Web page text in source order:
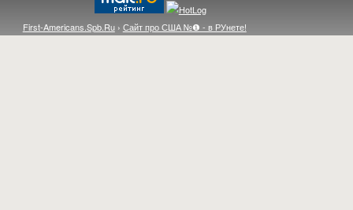
First-Americans.Spb.Ru› Сайт про США №❶ - в РУнете!